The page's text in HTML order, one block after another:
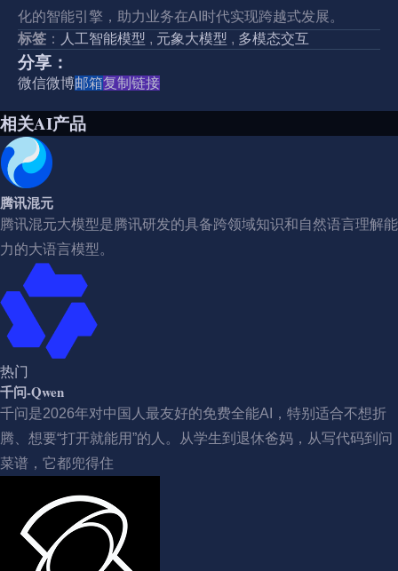
化的智能引擎，助力业务在AI时代实现跨越式发展。
标签 ： 人工智能模型 , 元象大模型 , 多模态交互
分享：
微信微博邮箱复制链接
相关AI产品
腾讯混元
腾讯混元大模型是腾讯研发的具备跨领域知识和自然语言理解能
力的大语言模型。
热门
千问-Qwen
千问是2026年对中国人最友好的免费全能AI，特别适合不想折
腾、想要“打开就能用”的人。从学生到退休爸妈，从写代码到问
菜谱，它都兜得住